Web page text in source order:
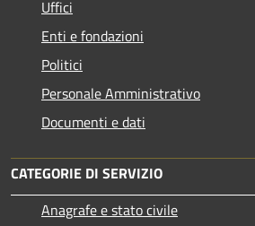
Uffici
Enti e fondazioni
Politici
Personale Amministrativo
Documenti e dati
CATEGORIE DI SERVIZIO
Anagrafe e stato civile